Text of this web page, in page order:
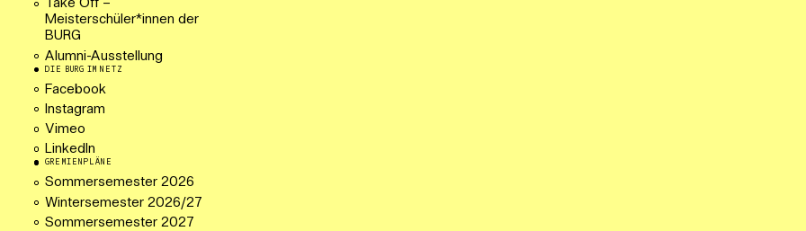
Take Off –
Meisterschüler*innen der
BURG
Alumni-Ausstellung
DIE BURG IM NETZ
Facebook
Instagram
Vimeo
LinkedIn
GREMIENPLÄNE
Sommersemester 2026
Wintersemester 2026/27
Sommersemester 2027